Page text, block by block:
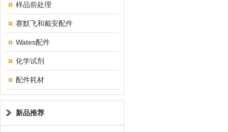
样品前处理
赛默飞和戴安配件
Wates配件
化学试剂
配件耗材
新品推荐